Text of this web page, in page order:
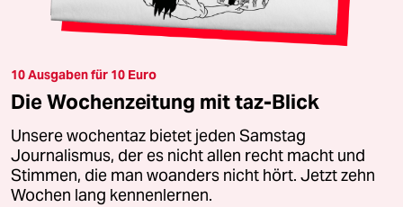
10 Ausgaben für 10 Euro
Die Wochenzeitung mit taz-Blick
Unsere wochentaz bietet jeden Samstag
Journalismus, der es nicht allen recht macht und
Stimmen, die man woanders nicht hört. Jetzt zehn
Wochen lang kennenlernen.